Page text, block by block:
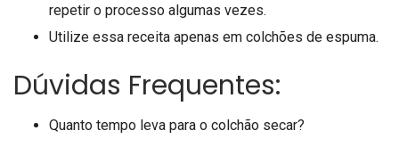
repetir o processo algumas vezes.
Utilize essa receita apenas em colchões de espuma.
Dúvidas Frequentes:
Quanto tempo leva para o colchão secar?